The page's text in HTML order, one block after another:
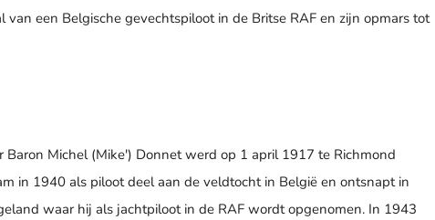
van een Belgische gevechtspiloot in de Britse RAF en zijn opmars tot
Baron Michel (Mike') Donnet werd op 1 april 1917 te Richmond
in 1940 als piloot deel aan de veldtocht in België en ontsnapt in
waar hij als jachtpiloot in de RAF wordt opgenomen. In 1943